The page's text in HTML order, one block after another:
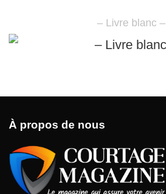
– Livre blanc –
À propos de nous